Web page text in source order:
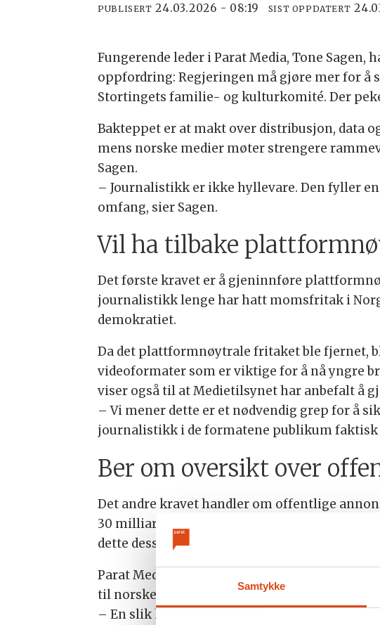
Samtykke
PUBLISERT 24.03.2026 - 08:19 SIST OPPDATERT
Fungerende leder i Parat Media, Tone Sagen,
oppfordring: Regjeringen må gjøre mer for å
Stortingets familie- og kulturkomité. Der
Bakteppet er at makt over distribusjon, data
mens norske medier møter strengere
Sagen.
– Journalistikk er ikke hyllevare. Den fyller
omfang, sier Sagen.
Vil ha tilbake
Det første kravet er å gjeninnføre
journalistikk lenge har hatt momsfritak i
demokratiet.
Da det plattformnøytrale fritaket ble fjernet,
videoformater som er viktige for å nå yngre
viser også til at Medietilsynet har anbefalt å
– Vi mener dette er et nødvendig grep for å
journalistikk i de formatene publikum faktisk
Ber om oversikt over
Det andre kravet handler om offentlige
30 milliarder kroner i året, og at over
dette dessverre gjelder offentlige annonsekjøp.
Parat Media mener det er et problem at det
til norske redaktørstyrte medier, og hvor mye
– En slik kartlegging vil gi et faktagrunnlag